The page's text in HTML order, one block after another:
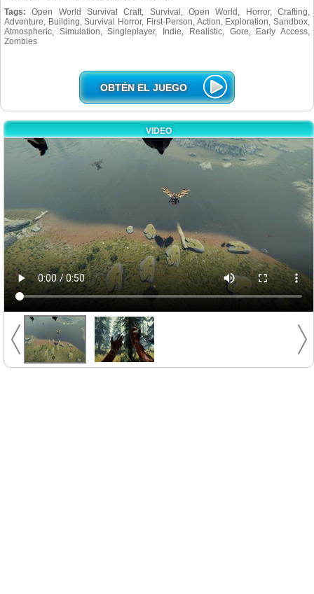
Tags: Open World Survival Craft, Survival, Open World, Horror, Crafting,
Adventure, Building, Survival Horror, First-Person, Action, Exploration, Sandbox,
Atmospheric, Simulation, Singleplayer, Indie, Realistic, Gore, Early Access,
Zombies
OBTÉN EL JUEGO
VIDEO